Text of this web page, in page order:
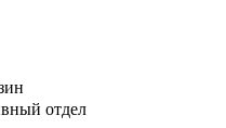
отдел